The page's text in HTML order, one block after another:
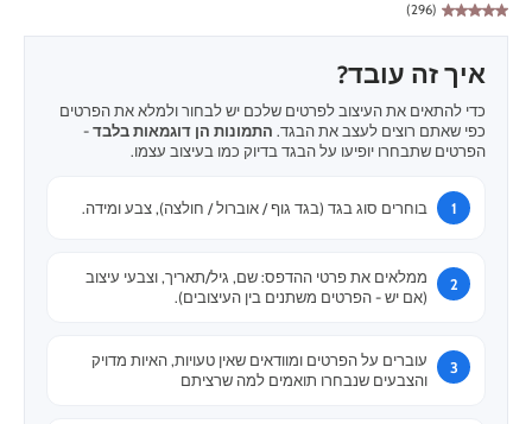
(296)
איך זה עובד?
כדי להתאים את העיצוב לפרטים שלכם יש לבחור ולמלא את הפרטים
כפי שאתם רוצים לעצב את הבגד. התמונות הן דוגמאות בלבד -
הפרטים שתבחרו יופיעו על הבגד בדיוק כמו בעיצוב עצמו.
בוחרים סוג בגד (בגד גוף / אוברול / חולצה), צבע ומידה.
ממלאים את פרטי ההדפס: שם, גיל/תאריך, וצבעי עיצוב
(אם יש - הפרטים משתנים בין העיצובים).
עוברים על הפרטים ומוודאים שאין טעויות, האיות מדויק
והצבעים שנבחרו תואמים למה שרציתם